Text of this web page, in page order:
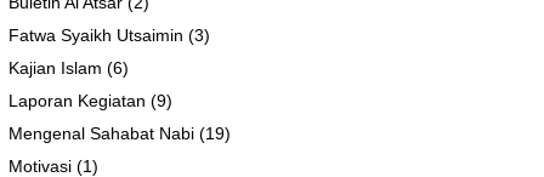
Fatwa Syaikh Utsaimin (3)
Kajian Islam (6)
Laporan Kegiatan (9)
Mengenal Sahabat Nabi (19)
Motivasi (1)